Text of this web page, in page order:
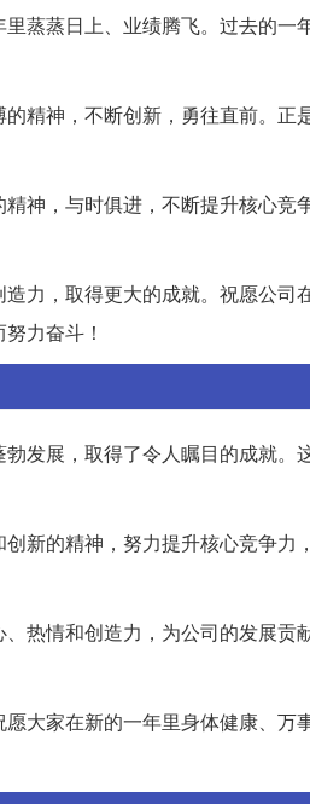
蒸蒸日上、业绩腾飞。过去的
精神，不断创新，勇往直前。
神，与时俱进，不断提升核心竞
力，取得更大的成就。祝愿公司
力奋斗！
发展，取得了令人瞩目的成就
新的精神，努力提升核心竞争
热情和创造力，为公司的发展贡
大家在新的一年里身体健康、